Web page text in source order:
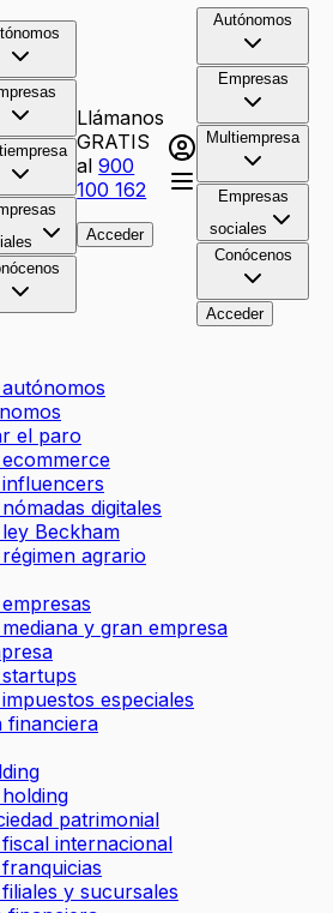
Llámanos
GRATIS
al900
100 162
Acceder
Autónomos
Empresas
Multiempresa
Empresas
sociales
Conócenos
Acceder
el paro
digitales
Beckham
agrario
y gran empresa
especiales
financiera
patrimonial
internacional
y sucursales